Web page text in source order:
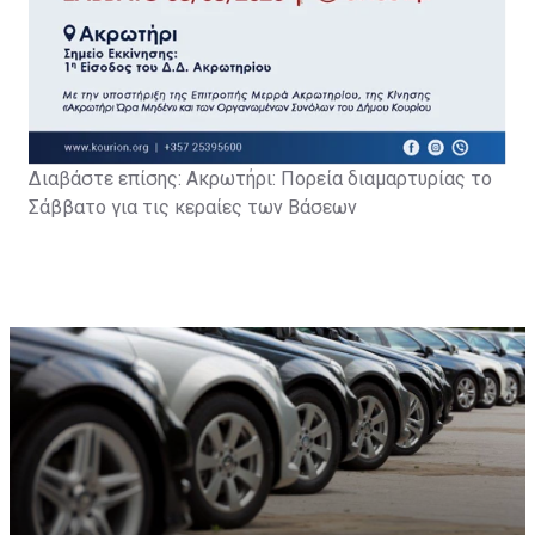
Διαβάστε επίσης: Ακρωτήρι: Πορεία διαμαρτυρίας το
Σάββατο για τις κεραίες των Βάσεων